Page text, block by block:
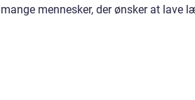
mange mennesker, der ønsker at lave